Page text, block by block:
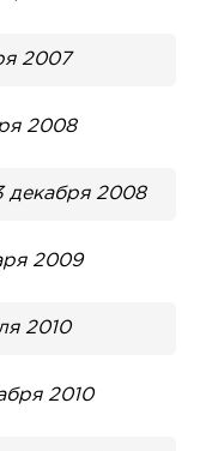
2007
2008
декабря 2008
2009
2010
2010